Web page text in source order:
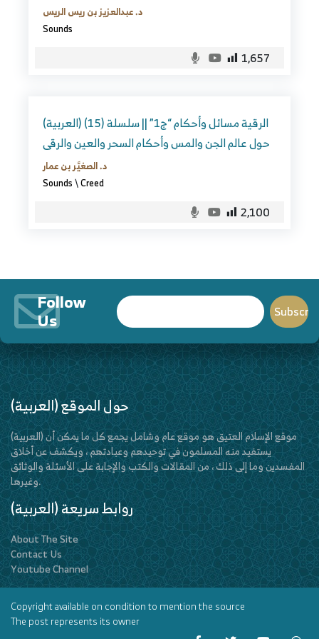
د. عبدالعزيز بن ريس الريس
Sounds
1,657
(العربية) (15) الرقية مسائل وأحكام “ج1” || سلسلة
حول عالم الجن والمس وأحكام السحر والعين والرقى
د. الصغيَّر بن عمار
Sounds\Creed
2,100
Follow
Us
(العربية) حول الموقع
(العربية) موقع الإسلام العتيق هو موقع عام وشامل يجمع كل ما يمكن أن
يستفيد منه المسلمون في توحيدهم وعبادتهم ، ويكشف عن أخلاق
المفسدين وما إلى ذلك ، من المقالات والكتب والإجابة على الأسئلة والوثائق
وغيرها.
(العربية) روابط سريعة
About The Site
Contact Us
Youtube Channel
Copyright available on condition to mention the source
The post represents its owner